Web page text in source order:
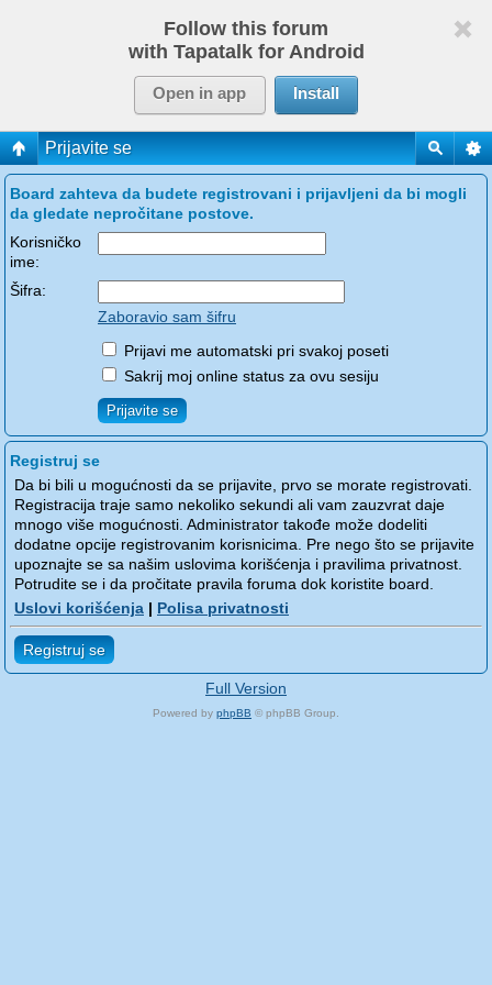
Follow this forum
with Tapatalk for Android
Open in app Install
Prijavite se
Board zahteva da budete registrovani i prijavljeni da bi mogli
da gledate nepročitane postove.
Korisničko
ime:
Šifra:
Zaboravio sam šifru
Prijavi me automatski pri svakoj poseti
Sakrij moj online status za ovu sesiju
Registruj se
Da bi bili u mogućnosti da se prijavite, prvo se morate registrovati.
Registracija traje samo nekoliko sekundi ali vam zauzvrat daje
mnogo više mogućnosti. Administrator takođe može dodeliti
dodatne opcije registrovanim korisnicima. Pre nego što se prijavite
upoznajte se sa našim uslovima korišćenja i pravilima privatnost.
Potrudite se i da pročitate pravila foruma dok koristite board.
Uslovi korišćenja | Polisa privatnosti
Registruj se
Full Version
Powered by phpBB © phpBB Group.